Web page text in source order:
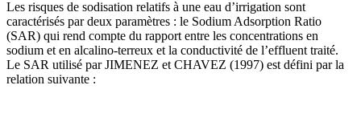
Les risques de sodisation relatifs à une eau d’irrigation sont
caractérisés par deux paramètres : le Sodium Adsorption Ratio
(SAR) qui rend compte du rapport entre les concentrations en
sodium et en alcalino-terreux et la conductivité de l’effluent traité.
Le SAR utilisé par JIMENEZ et CHAVEZ (1997) est défini par la
relation suivante :